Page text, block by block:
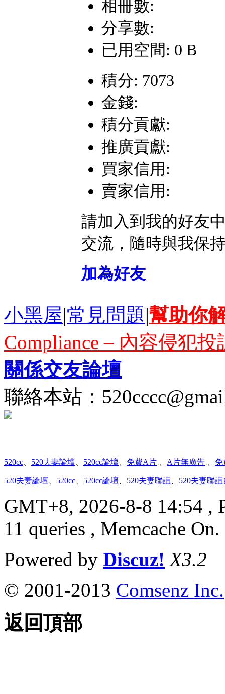
相冊數:
分享數:
已用空間: 0 B
積分: 7073
金錢:
積分貢獻:
推廣貢獻:
買家信用:
賣家信用:
請加入到我的好友
交流，隨時與我保
加為好友
小黑屋|常見問題|幫助你
Compliance – 內容侵犯投
關係交友論壇
聯絡本站：
520cc 520夫妻論壇 520cc論壇 免費A片 A片無廣告 免
520夫妻論壇 520cc 520cc論壇 520夫妻聯誼 520夫妻聯
GMT+8, 2026-8-8 14:54 ,
11 queries , Memcache On.
Powered by Discuz! X3.2
© 2001-2013 Comsenz Inc.
返回頂部